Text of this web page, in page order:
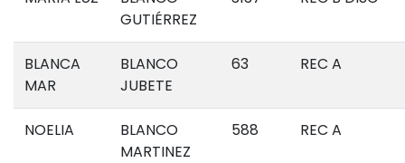
GUTIÉRREZ
BLANCA
MAR
BLANCO
JUBETE
63 REC A
NOELIA
BLANCO
MARTINEZ
588 REC A